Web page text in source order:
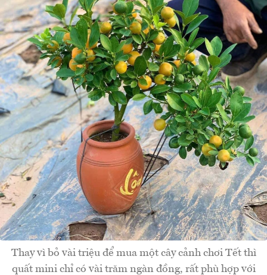
Thay vì bỏ vài triệu để mua một cây cảnh chơi Tết thì
quất mini chỉ có vài trăm ngàn đồng, rất phù hợp với